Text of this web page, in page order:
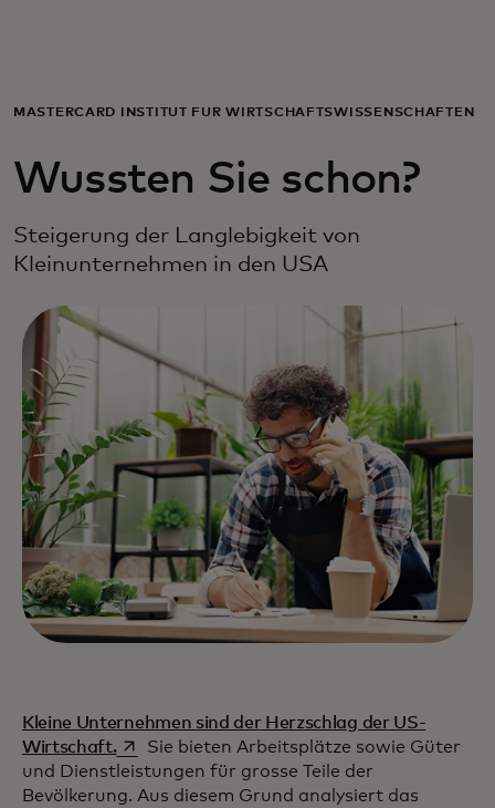
Für Unternehmen
Für die Welt
Für Innovatoren
Neuigkeiten und Trends
MASTERCARD INSTITUT FÜR WIRTSCHAFTSWISSENSCHAFTEN
Wussten Sie schon?
Steigerung der Langlebigkeit von
Kleinunternehmen in den USA
Kleine Unternehmen sind der Herzschlag der US-
Wirtschaft.wird in einer neuen Registerkarte geöffnet
Sie bieten Arbeitsplätze sowie Güter
und Dienstleistungen für grosse Teile der
Bevölkerung. Aus diesem Grund analysiert das